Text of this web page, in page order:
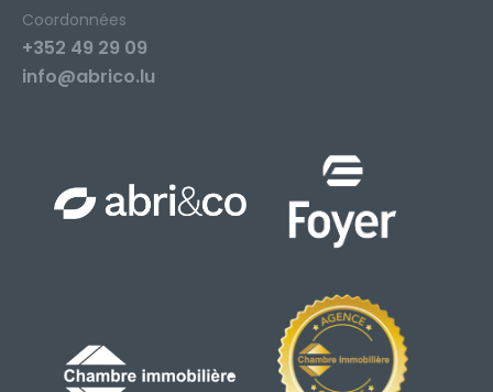
Coordonnées
+352 49 29 09
info@abrico.lu